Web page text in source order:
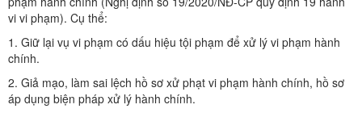
vi vi phạm). Cụ thể:
1. Giữ lại vụ vi phạm có dấu hiệu tội phạm để xử lý vi phạm hành
chính.
2. Giả mạo, làm sai lệch hồ sơ xử phạt vi phạm hành chính, hồ sơ
áp dụng biện pháp xử lý hành chính.